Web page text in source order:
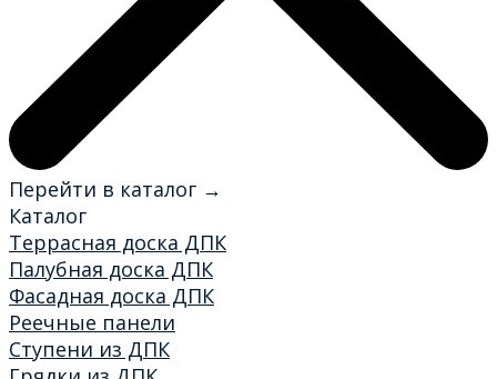
Перейти в каталог →
Каталог
Террасная доска ДПК
Палубная доска ДПК
Фасадная доска ДПК
Реечные панели
Ступени из ДПК